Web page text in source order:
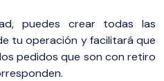
puedes crear todas las
tu operación y facilitará que
pedidos que son con retiro